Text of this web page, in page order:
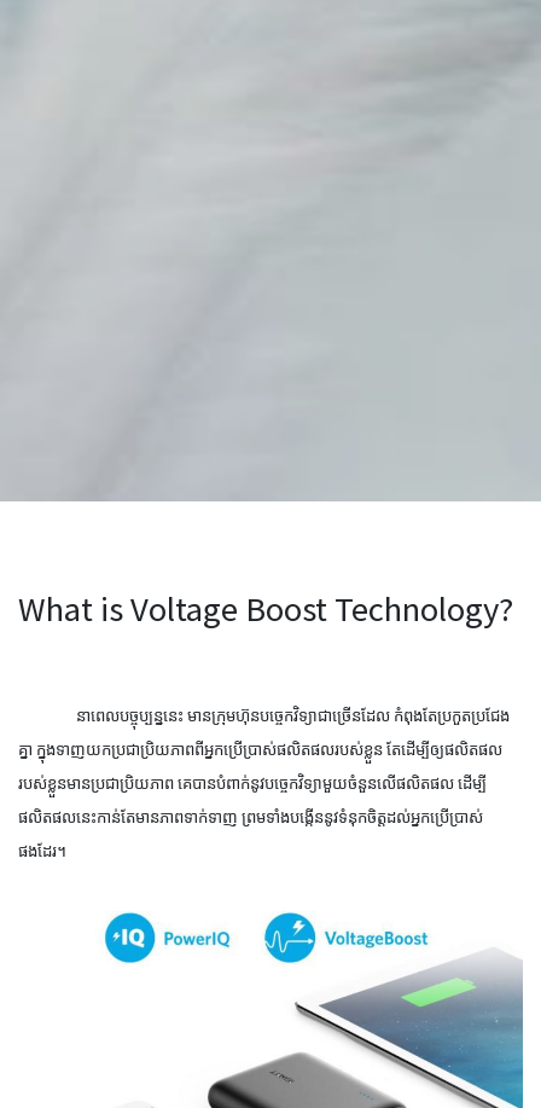
What is Voltage Boost Technology?
នាពេលបច្ចុប្បន្ននេះ មានក្រុមហ៊ុនបច្ចេកវិទ្យាជាច្រើនដែល កំពុងតែប្រកួតប្រជែង
គ្នា ក្នុងទាញយកប្រជាប្រិយភាពពីអ្នកប្រើប្រាស់ផលិតផលរបស់ខ្លួន តែដើម្បីឲ្យផលិតផល
របស់ខ្លួនមានប្រជាប្រិយភាព គេបានបំពាក់នូវបច្ចេកវិទ្យាមួយចំនួនលើផលិតផល ដើម្បី
ផលិតផលនេះកាន់តែមានភាពទាក់ទាញ ព្រមទាំងបង្កើននូវទំនុកចិត្តដល់អ្នកប្រើប្រាស់
ផងដែរ។